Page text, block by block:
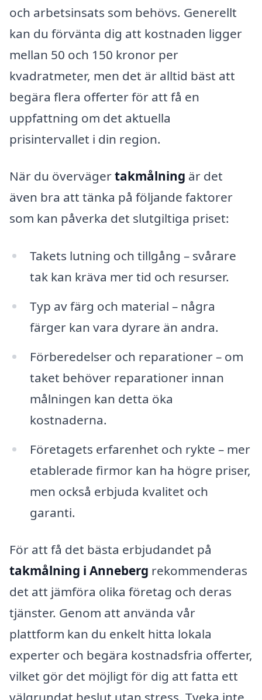
och arbetsinsats som behövs. Generellt
kan du förvänta dig att kostnaden ligger
mellan 50 och 150 kronor per
kvadratmeter, men det är alltid bäst att
begära flera offerter för att få en
uppfattning om det aktuella
prisintervallet i din region.
När du övervägertakmålning är det
även bra att tänka på följande faktorer
som kan påverka det slutgiltiga priset:
Takets lutning och tillgång – svårare
tak kan kräva mer tid och resurser.
Typ av färg och material – några
färger kan vara dyrare än andra.
Förberedelser och reparationer – om
taket behöver reparationer innan
målningen kan detta öka
kostnaderna.
Företagets erfarenhet och rykte – mer
etablerade firmor kan ha högre priser,
men också erbjuda kvalitet och
garanti.
För att få det bästa erbjudandet på
takmålning i Anneberg rekommenderas
det att jämföra olika företag och deras
tjänster. Genom att använda vår
plattform kan du enkelt hitta lokala
experter och begära kostnadsfria offerter,
vilket gör det möjligt för dig att fatta ett